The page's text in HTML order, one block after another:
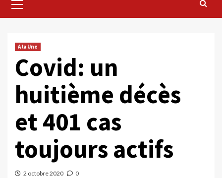
Menu
A la Une
Covid: un
huitième décès
et 401 cas
toujours actifs
2 octobre 2020 0